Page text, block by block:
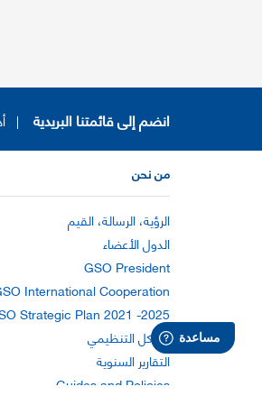
انضم إلى قائمتنا البريدية |
من نحن
الرؤية، الرسالة، القيم
الدول الأعضاء
GSO President
International Cooperation
Strategic Plan 2021 -2025
الهيكل التنظيمي
التقارير السنوية
Guides and Policies